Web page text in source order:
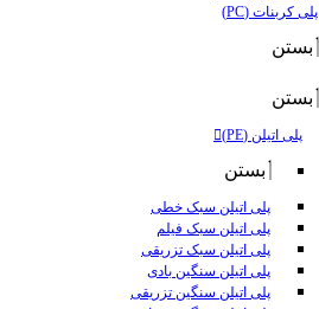
پلی کربنات (PC)
بستن
بستن
پلی اتیلن (PE)
بستن
پلی اتیلن سبک خطی
پلی اتیلن سبک فیلم
پلی اتیلن سبک تزریقی
پلی اتیلن سنگین بادی
پلی اتیلن سنگین تزریقی